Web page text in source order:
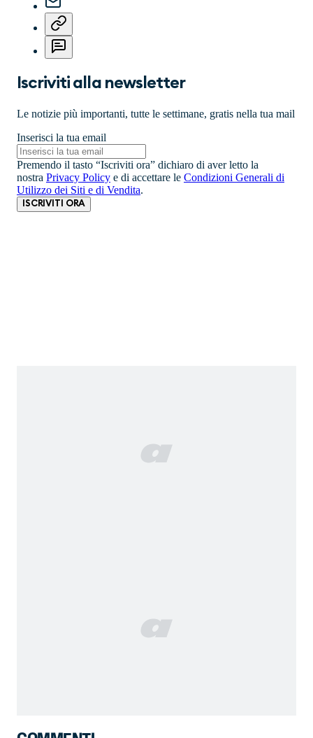
Iscriviti alla newsletter
Le notizie più importanti, tutte le settimane, gratis nella tua mail
Inserisci la tua email
Premendo il tasto “Iscriviti ora” dichiaro di aver letto la
nostra Privacy Policy e di accettare le Condizioni Generali di
Utilizzo dei Siti e di Vendita.
ISCRIVITI ORA